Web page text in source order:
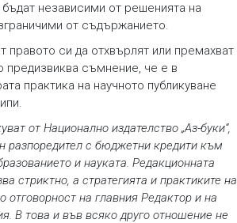
независими от решенията на
от съдържанието.
правото си да отхвърлят или премахват
предизвиква съмнение, че е в
практика на научното публикуване
от Национално издателство „Аз-буки“,
разпоредител с бюджетни кредити към
и науката. Редакционната
стриктно, а стратегията и практиките на
отговорност на главния Редактор и на
В това и във всяко друго отношение не